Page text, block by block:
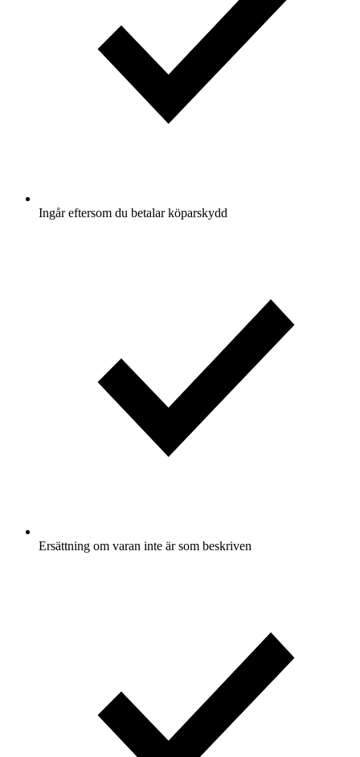
Ingår eftersom du betalar köparskydd
Ersättning om varan inte är som beskriven